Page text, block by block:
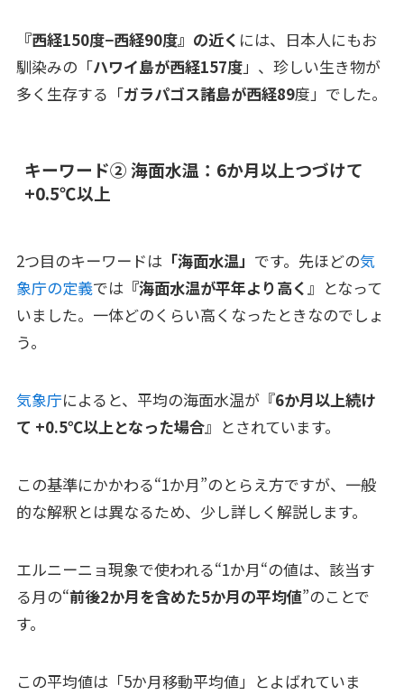
『西経150度−西経90度』の近く には、日本人にもお
馴染みの「ハワイ島が西経157度」、珍しい生き物が
多く生存する「ガラパゴス諸島が西経89度」でした。
キーワード➁ 海面水温：6か月以上つづけて
+0.5℃以上
2つ目のキーワードは「海面水温」 です。先ほどの気
象庁の定義では『海面水温が平年より高く 』となって
いました。一体どのくらい高くなったときなのでしょ
う。
気象庁によると、平均の海面水温が『6か月以上続け
て +0.5℃以上となった場合』とされています。
この基準にかかわる“1か月”のとらえ方ですが、一般
的な解釈とは異なるため、少し詳しく解説します。
エルニーニョ現象で使われる“1か月“の値は、該当す
る月の“前後2か月を含めた5か月の平均値”のことで
す。
この平均値は「5か月移動平均値」とよばれていま